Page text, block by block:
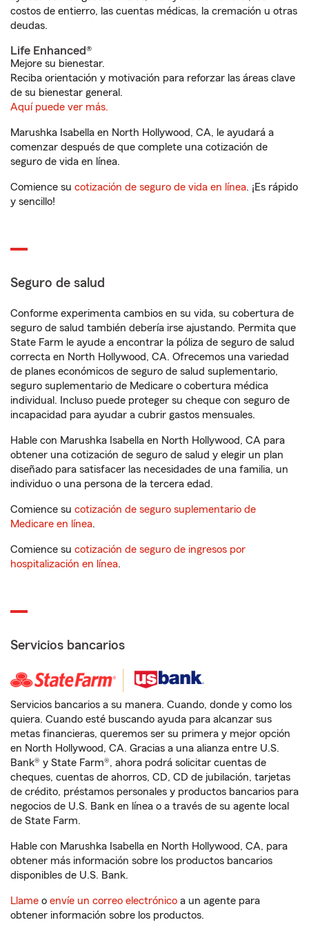
costos de entierro, las cuentas médicas, la cremación u otras
deudas.
Life Enhanced®
Mejore su bienestar.
Reciba orientación y motivación para reforzar las áreas clave
de su bienestar general.
Aquí puede ver más.
Marushka Isabella en North Hollywood, CA, le ayudará a
comenzar después de que complete una cotización de
seguro de vida en línea.
Comience su cotización de seguro de vida en línea. ¡Es rápido
y sencillo!
Seguro de salud
Conforme experimenta cambios en su vida, su cobertura de
seguro de salud también debería irse ajustando. Permita que
State Farm le ayude a encontrar la póliza de seguro de salud
correcta en North Hollywood, CA. Ofrecemos una variedad
de planes económicos de seguro de salud suplementario,
seguro suplementario de Medicare o cobertura médica
individual. Incluso puede proteger su cheque con seguro de
incapacidad para ayudar a cubrir gastos mensuales.
Hable con Marushka Isabella en North Hollywood, CA para
obtener una cotización de seguro de salud y elegir un plan
diseñado para satisfacer las necesidades de una familia, un
individuo o una persona de la tercera edad.
Comience su cotización de seguro suplementario de
Medicare en línea.
Comience su cotización de seguro de ingresos por
hospitalización en línea.
Servicios bancarios
Servicios bancarios a su manera. Cuando, donde y como los
quiera. Cuando esté buscando ayuda para alcanzar sus
metas financieras, queremos ser su primera y mejor opción
en North Hollywood, CA. Gracias a una alianza entre U.S.
Bank® y State Farm®, ahora podrá solicitar cuentas de
cheques, cuentas de ahorros, CD, CD de jubilación, tarjetas
de crédito, préstamos personales y productos bancarios para
negocios de U.S. Bank en línea o a través de su agente local
de State Farm.
Hable con Marushka Isabella en North Hollywood, CA, para
obtener más información sobre los productos bancarios
disponibles de U.S. Bank.
Llame o envíe un correo electrónico a un agente para
obtener información sobre los productos.